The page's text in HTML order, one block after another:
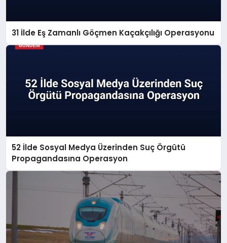
31 İlde Eş Zamanlı Göçmen Kaçakçılığı Operasyonu
52 İlde Sosyal Medya Üzerinden Suç Örgütü
Propagandasına Operasyon